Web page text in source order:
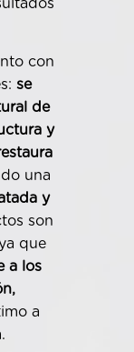
con
se
de
y
una
y
son
que
a los
a